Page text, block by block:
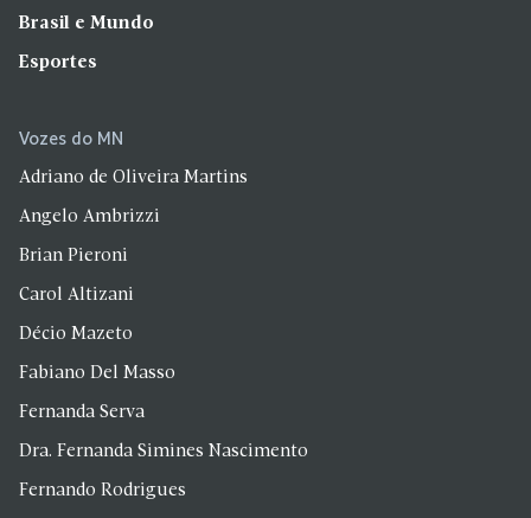
Brasil e Mundo
Esportes
Vozes do MN
Adriano de Oliveira Martins
Angelo Ambrizzi
Brian Pieroni
Carol Altizani
Décio Mazeto
Fabiano Del Masso
Fernanda Serva
Dra. Fernanda Simines Nascimento
Fernando Rodrigues